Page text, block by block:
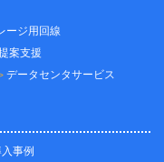
ージ用回線
案支援
データセンタサービス
事例